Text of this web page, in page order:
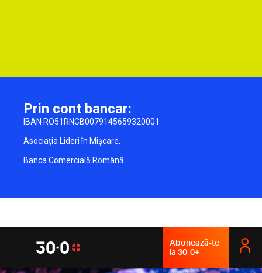
Prin cont bancar:
IBAN RO51RNCB0079145659320001
Asociația Lideri în Mișcare,
Banca Comercială Română
Abonează-te
la 30-0+